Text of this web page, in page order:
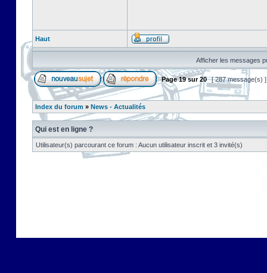
Haut
Afficher les messages
Page19sur20 [ 287 message(s)
Index du forum » News - Actualités
Qui est en ligne ?
Utilisateur(s) parcourant ce forum : Aucun utilisateur inscrit et 3 invité(s)